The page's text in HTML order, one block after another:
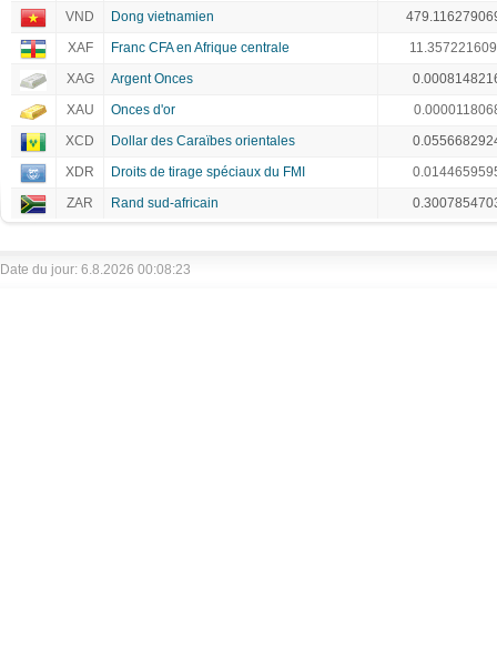
VND
Dong vietnamien
XAF
Franc CFA en Afrique centrale
XAG
Argent Onces
XAU
Onces d'or
XCD
Dollar des Caraïbes orientales
XDR
Droits de tirage spéciaux du FMI
ZAR
Rand sud-africain
Date du jour: 6.8.2026 00:08:23